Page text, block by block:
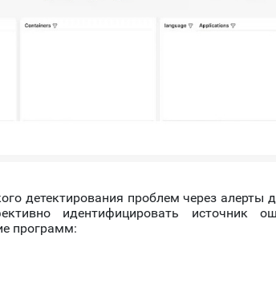
детектирования проблем через алерты
идентифицировать источник
программ: